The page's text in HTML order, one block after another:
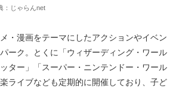
：じゃらんnet
・漫画をテーマにしたアクションやイベン
ーク。とくに「ウィザーディング・ワール
ター」「スーパー・ニンテンドー・ワール
ライブなども定期的に開催しており、子ど